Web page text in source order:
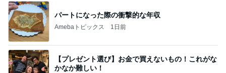
パートになった際の衝撃的な年収
Amebaトピックス 1日前
【プレゼント選び】お金で買えないもの！これがな
かなか難しい！